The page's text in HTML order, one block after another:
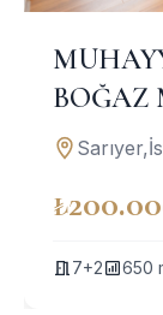
BOĞAZ
7+2 650